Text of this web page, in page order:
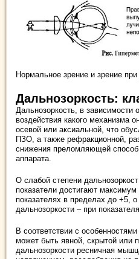
Нормальное зрение и зрение
Дальнозоркость:
Дальнозоркость, в зависимости
воздействия какого механизма
осевой или аксиальной, что
ПЗО, а также рефракционной,
снижения преломляющей
аппарата.
О слабой степени
показатели достигают
показателях в пределах до +5,
дальнозоркости – при
В соответствии с
может быть явной, скрытой или
дальнозоркости ресничная